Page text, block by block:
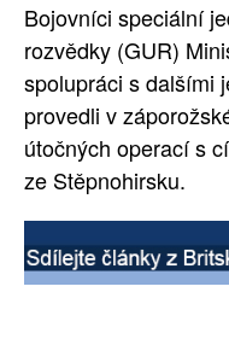
Bojovníci speciální
rozvědky (GUR)
spolupráci s dalšími
provedli v
útočných operací s
ze Stěpnohirsku.